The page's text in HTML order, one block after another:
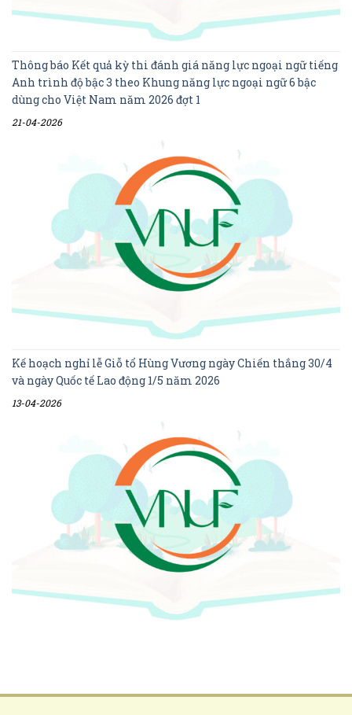
Thông báo Kết quả kỳ thi đánh giá năng lực ngoại ngữ tiếng
Anh trình độ bậc 3 theo Khung năng lực ngoại ngữ 6 bậc
dùng cho Việt Nam năm 2026 đợt 1
21-04-2026
Kế hoạch nghỉ lễ Giỗ tổ Hùng Vương ngày Chiến thắng 30/4
và ngày Quốc tế Lao động 1/5 năm 2026
13-04-2026